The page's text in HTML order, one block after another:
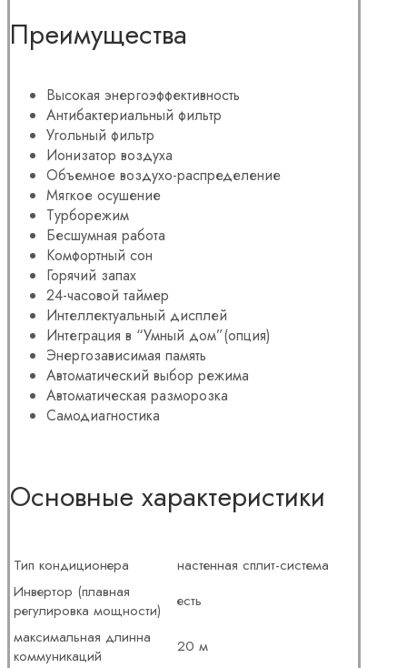
Преимущества
Высокая энергоэффективность
Антибактериальный фильтр
Угольный фильтр
Ионизатор воздуха
Объемное воздухо-распределение
Мягкое осушение
Турборежим
Бесшумная работа
Комфортный сон
Горячий запах
24-часовой таймер
Интеллектуальный дисплей
Интеграция в “Умный дом”(опция)
Энергозависимая память
Автоматический выбор режима
Автоматическая разморозка
Самодиагностика
Основные характеристики
Тип кондиционера
настенная сплит-система
Инвертор (плавная
регулировка мощности)
есть
максимальная длинна
коммуникаций
20 м